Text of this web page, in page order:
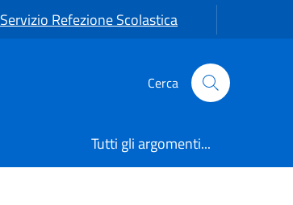
Servizio Refezione Scolastica
Cerca
Tutti gli argomenti...